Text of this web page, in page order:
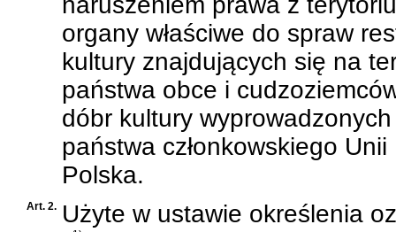
organy właściwe do spraw
kultury znajdujących się na
państwa obce i
dóbr kultury
państwa członkowskiego
Polska.
Art. 2. Użyte w ustawie określenia